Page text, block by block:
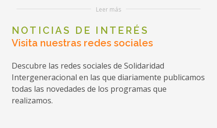
Residentes en el Exterior
Fecha:28-04-2026
Asturias. Consejería de Presidencia, Reto
Demográfico, Igualdad y Turismo
Ámbito:
Leer más
NOTICIAS DE INTERÉS
Visita nuestras redes sociales
Descubre las redes sociales de Solidaridad
Intergeneracional en las que diariamente publicamos
todas las novedades de los programas que
realizamos.